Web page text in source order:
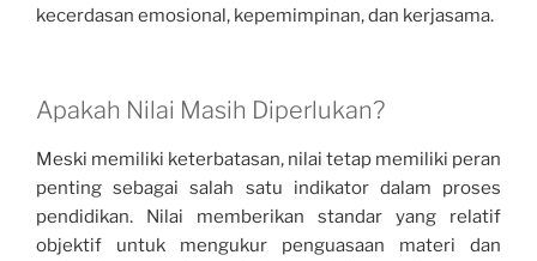
kecerdasan emosional, kepemimpinan, dan kerjasama.
Apakah Nilai Masih Diperlukan?
Meski memiliki keterbatasan, nilai tetap memiliki peran
penting sebagai salah satu indikator dalam proses
pendidikan. Nilai memberikan standar yang relatif
objektif untuk mengukur penguasaan materi dan